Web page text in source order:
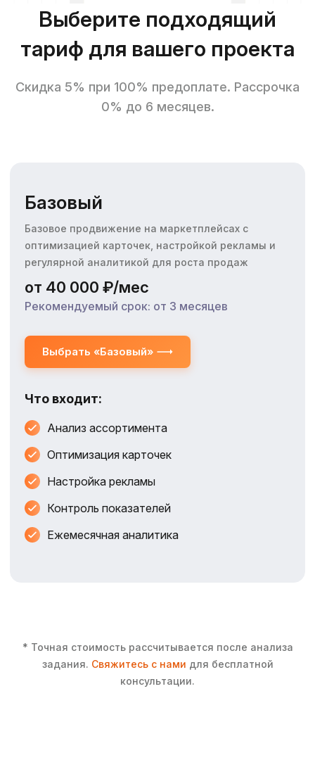
Выберите подходящий
тариф для вашего проекта
Скидка 5% при 100% предоплате. Рассрочка
0% до 6 месяцев.
Базовый
Базовое продвижение на маркетплейсах с
оптимизацией карточек, настройкой рекламы и
регулярной аналитикой для роста продаж
от 40 000 ₽/мес
Рекомендуемый срок: от 3 месяцев
Выбрать «Базовый»
Что входит:
Анализ ассортимента
Оптимизация карточек
Настройка рекламы
Контроль показателей
Ежемесячная аналитика
* Точная стоимость рассчитывается после анализа
задания. Свяжитесь с нами для бесплатной
консультации.